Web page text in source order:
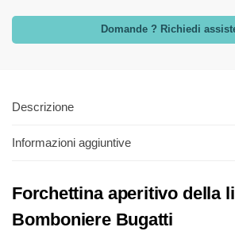
Domande ? Richiedi
Descrizione
Informazioni aggiuntive
Forchettina aperitivo della
Bomboniere Bugatti